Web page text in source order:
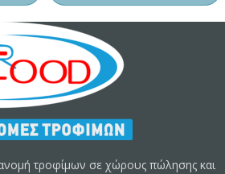
τροφίμων σε χώρους πώλησης και